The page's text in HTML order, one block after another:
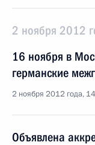
2 ноября 2012
16 ноября в
германские
2 ноября 2012 года,
Объявлена